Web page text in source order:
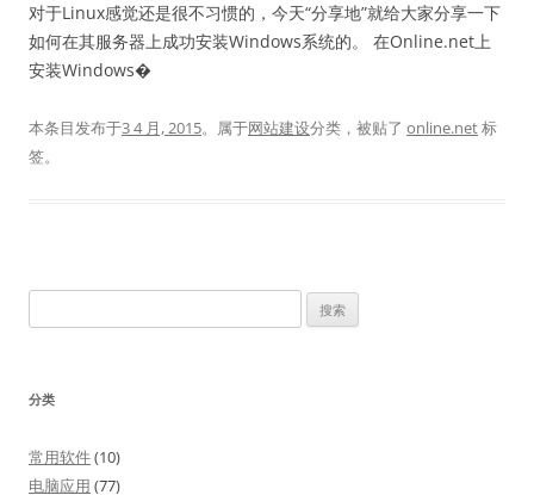
对于Linux感觉还是很不习惯的，今天“分享地”就给大家分享一下
如何在其服务器上成功安装Windows系统的。 在Online.net上
安装Windows�
本条目发布于3 4 月, 2015。属于网站建设分类，被贴了 online.net标
签。
索：
分类
常用软件(10)
电脑应用 (77)